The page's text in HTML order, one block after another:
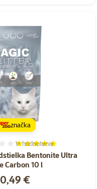
Bentonite Ultra
Carbon 10 l
Hodnotenie 100%, počet
1×hodnotenie
€
značka